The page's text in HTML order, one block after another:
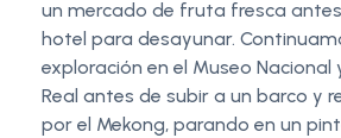
un mercado de fruta fresca
hotel para desayunar.
exploración en el Museo Nacional
Real antes de subir a un barco y
por el Mekong, parando en un